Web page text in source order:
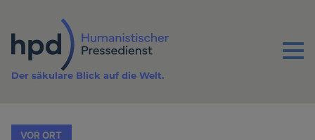
Inhalt
Menu
Der säkulare Blick auf die Welt.
VOR ORT